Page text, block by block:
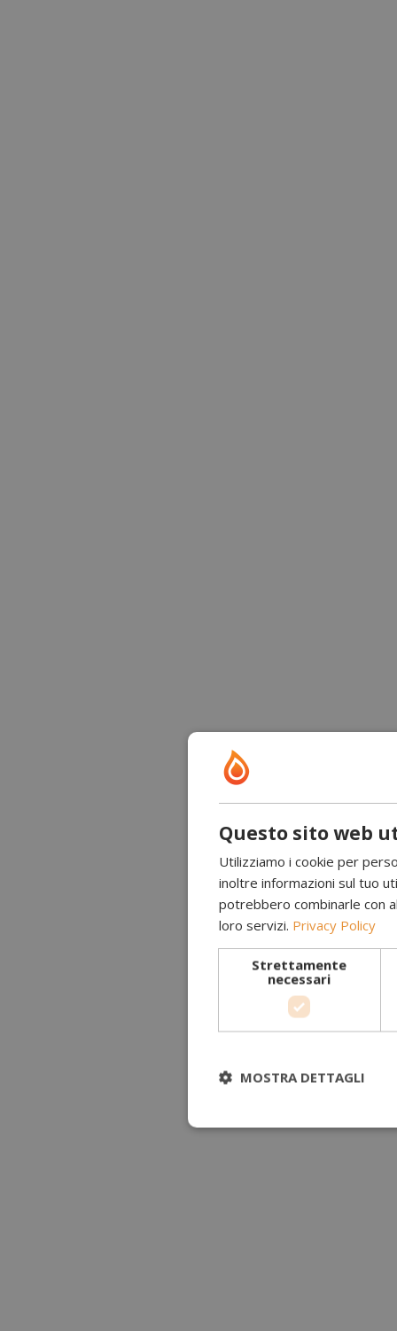
Questo sito web
Utilizziamo i cookie per
inoltre informazioni sul tuo
potrebbero combinarle con
loro servizi. Privacy Policy
Strettamente
necessari
MOSTRA DETTAGLI